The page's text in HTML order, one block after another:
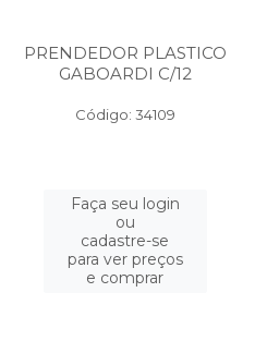
PRENDEDOR PLASTICO
GABOARDI C/12
Código: 34109
Faça seu login
ou
cadastre-se
para ver preços
e comprar